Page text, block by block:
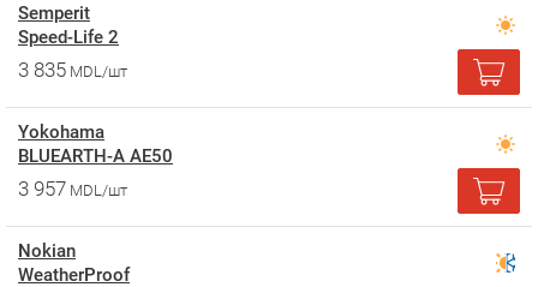
Semperit
Speed-Life 2
3 835 MDL/шт
Yokohama
BLUEARTH-A AE50
3 957 MDL/шт
Nokian
WeatherProof